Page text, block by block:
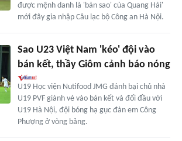
được mệnh danh là 'bản sao' của Quang Hải'
mới đây gia nhập Câu lạc bộ Công an Hà Nội.
Sao U23 Việt Nam 'kéo' đội vào
bán kết, thầy Giôm cảnh báo nóng
U19 Học viện Nutifood JMG đánh bại chủ nhà
U19 PVF giành vé vào bán kết và đối đầu với
U19 Hà Nội, đội bóng hạ gục đàn em Công
Phượng ở vòng bảng.